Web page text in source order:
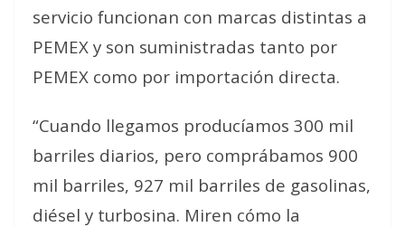
servicio funcionan con marcas distintas a
PEMEX y son suministradas tanto por
PEMEX como por importación directa.
“Cuando llegamos producíamos 300 mil
barriles diarios, pero comprábamos 900
mil barriles, 927 mil barriles de gasolinas,
diésel y turbosina. Miren cómo la